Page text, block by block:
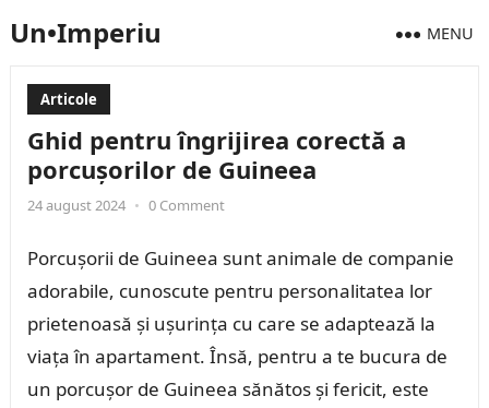
Un•Imperiu MENU
Articole
Ghid pentru îngrijirea corectă a
porcușorilor de Guineea
24 august 2024 • 0 Comment
Porcușorii de Guineea sunt animale de companie
adorabile, cunoscute pentru personalitatea lor
prietenoasă și ușurința cu care se adaptează la
viața în apartament. Însă, pentru a te bucura de
un porcușor de Guineea sănătos și fericit, este